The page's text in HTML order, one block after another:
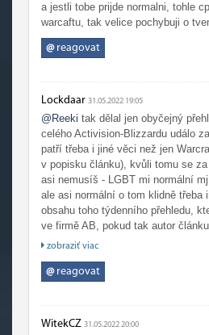
a jestli tobe prijde normalni, tohle
warcaftu, tak velice pochybuji o
@reagovat
Lockdaar 31.05.2022 19:05
@Reeki tak dělal jen obyčejný
celého Activision-Blizzardu událo
patří třeba i jiné věci než jen
v popisku článku), kvůli tomu se
asi nemusíš - LGBT mi normální
ale asi normální o tom klidně třeba
obsahu toho týdenního přehledu,
ve firmě AB, pokud tak autor
vhodné. Když se ale ohlédnu třeba
tebe tady vypadlo někdy něco
WoW/Blizzardu, tak o tvém
několik let, kde tě to asi evidentně
zobraziť viac
@reagovat
WitekCZ 31.05.2022 20:00